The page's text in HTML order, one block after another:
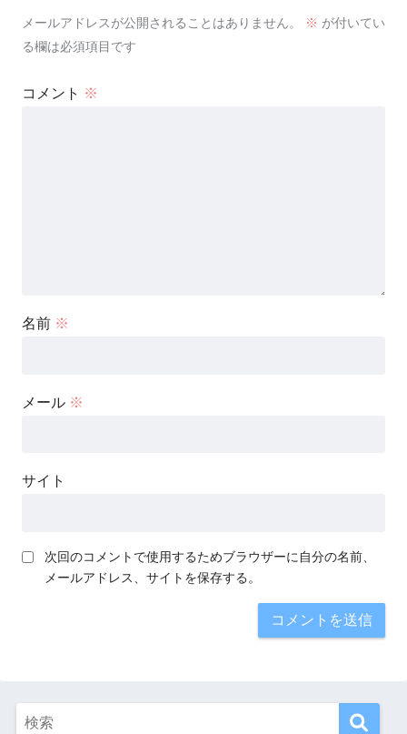
メールアドレスが公開されることはありません。 ※ が付いてい
る欄は必須項目です
コメント ※
名前 ※
メール ※
サイト
次回のコメントで使用するためブラウザーに自分の名前、
メールアドレス、サイトを保存する。